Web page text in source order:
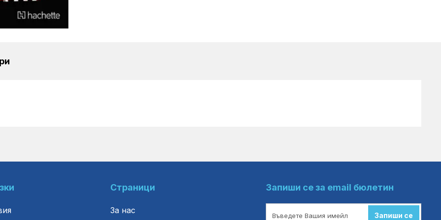
Страници
За нас
Запиши се за email бюлетин
Запиши се